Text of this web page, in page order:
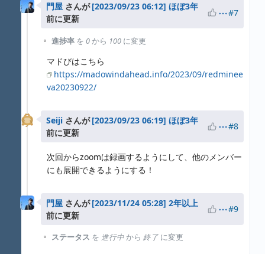
門屋 さんが
ほぼ3年
前に更新
#7
進捗率 を 0から 100 に変更
マドびはこちら
https://madowindahead.info/2023/09/redminee
va20230922/
Seiji さんが
ほぼ3年
前に更新
#8
次回からzoomは録画するようにして、他のメンバー
にも展開できるようにする！
門屋 さんが
2年以上
前に更新
#9
ステータス を 進行中から 終了 に変更